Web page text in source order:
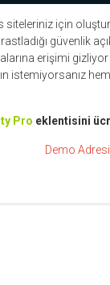
siteleriniz için
rastladığı güvenlik
erişimi
istemiyorsanız
Pro eklentisini
Demo Adresi